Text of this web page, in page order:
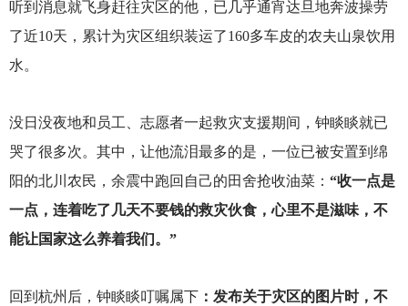
听到消息就飞身赶往灾区的他，已几乎通宵达旦地奔波操劳
了近10天，累计为灾区组织装运了160多车皮的农夫山泉饮用
水。
没日没夜地和员工、志愿者一起救灾支援期间，钟睒睒就已
哭了很多次。其中，让他流泪最多的是，一位已被安置到绵
阳的北川农民，余震中跑回自己的田舍抢收油菜： “收一点是
一点，连着吃了几天不要钱的救灾伙食，心里不是滋味，不
能让国家这么养着我们。”
回到杭州后，钟睒睒叮嘱属下：发布关于灾区的图片时，不